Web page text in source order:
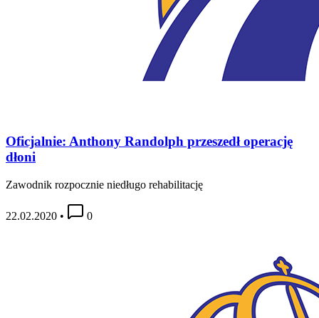
Oficjalnie: Anthony Randolph przeszedł operację
dłoni
Zawodnik rozpocznie niedługo rehabilitację
22.02.2020 • 0